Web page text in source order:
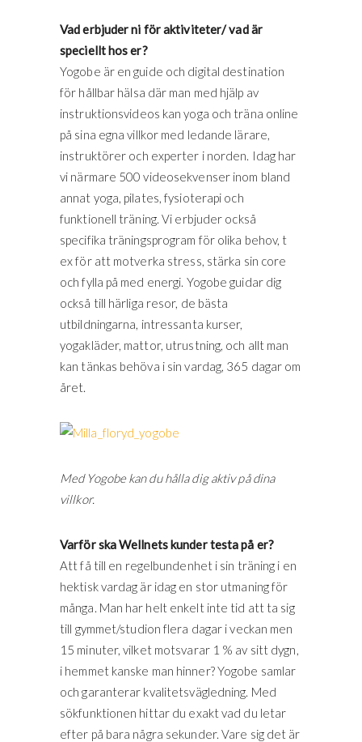
Vad erbjuder ni för aktiviteter/ vad är
speciellt hos er?
Yogobe är en guide och digital destination
för hållbar hälsa där man med hjälp av
instruktionsvideos kan yoga och träna online
på sina egna villkor med ledande lärare,
instruktörer och experter i norden. Idag har
vi närmare 500 videosekvenser inom bland
annat yoga, pilates, fysioterapi och
funktionell träning. Vi erbjuder också
specifika träningsprogram för olika behov, t
ex för att motverka stress, stärka sin core
och fylla på med energi. Yogobe guidar dig
också till härliga resor, de bästa
utbildningarna, intressanta kurser,
yogakläder, mattor, utrustning, och allt man
kan tänkas behöva i sin vardag, 365 dagar om
året.
Med Yogobe kan du hålla dig aktiv på dina
villkor.
Varför ska Wellnets kunder testa på er?
Att få till en regelbundenhet i sin träning i en
hektisk vardag är idag en stor utmaning för
många. Man har helt enkelt inte tid att ta sig
till gymmet/studion flera dagar i veckan men
15 minuter, vilket motsvarar 1 % av sitt dygn,
i hemmet kanske man hinner? Yogobe samlar
och garanterar kvalitetsvägledning. Med
sökfunktionen hittar du exakt vad du letar
efter på bara några sekunder. Vare sig det är